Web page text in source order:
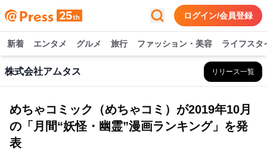
ログイン/会員登録
新着 エンタメ グルメ 旅行 ファッション・美容 ライフスタ
株式会社アムタス リリース一覧
めちゃコミック（めちゃコミ）が2019年10月
の「月間“妖怪・幽霊”漫画ランキング」を発
表